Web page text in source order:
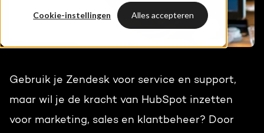
Cookie-instellingen Alles accepteren
HubSpot trainingen
GROWTH SERVICES
LAAT JE INSPIREREN
HubSpot video's
HubSpot
Gebruik je Zendesk voor service en support,
maar wil je de kracht van HubSpot inzetten
voor marketing, sales en klantbeheer? Door